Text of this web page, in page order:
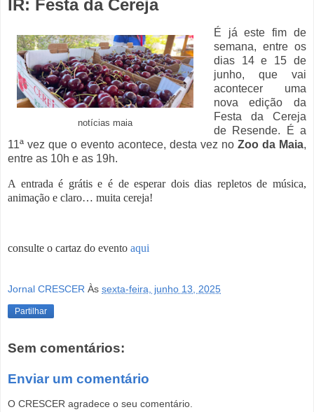
IR: Festa da Cereja
notícias maia
É já este fim de
semana, entre os
dias 14 e 15 de
junho, que vai
acontecer uma
nova edição da
Festa da Cereja
de Resende. É a
11ª vez que o evento acontece, desta vez no Zoo da Maia,
entre as 10h e as 19h.
A entrada é grátis e é de esperar dois dias repletos de música,
animação e claro… muita cereja!
consulte o cartaz do evento aqui
Jornal CRESCER Às sexta-feira, junho 13, 2025
Partilhar
Sem comentários:
Enviar um comentário
O CRESCER agradece o seu comentário.